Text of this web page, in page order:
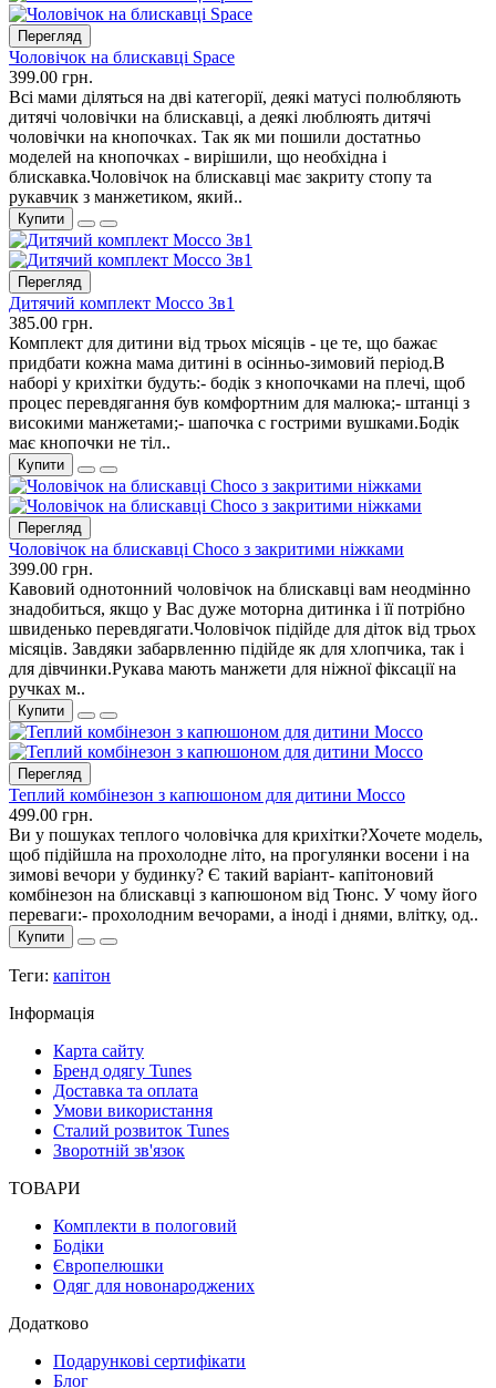
Перегляд
Чоловічок на блискавці Space
399.00 грн.
Всі мами діляться на дві категорії, деякі матусі полюбляють
дитячі чоловічки на блискавці, а деякі люблюять дитячі
чоловічки на кнопочках. Так як ми пошили достатньо
моделей на кнопочках - вирішили, що необхідна і
блискавка.Чоловічок на блискавці має закриту стопу та
рукавчик з манжетиком, який..
Купити
Перегляд
Дитячий комплект Mocco 3в1
385.00 грн.
Комплект для дитини від трьох місяців - це те, що бажає
придбати кожна мама дитині в осінньо-зимовий період.В
наборі у крихітки будуть:- бодік з кнопочками на плечі, щоб
процес перевдягання був комфортним для малюка;- штанці з
високими манжетами;- шапочка с гострими вушками.Бодік
має кнопочки не тіл..
Купити
Перегляд
Чоловічок на блискавці Choco з закритими ніжками
399.00 грн.
Кавовий однотонний чоловічок на блискавці вам неодмінно
знадобиться, якщо у Вас дуже моторна дитинка і її потрібно
швиденько перевдягати.Чоловічок підійде для діток від трьох
місяців. Завдяки забарвленню підійде як для хлопчика, так і
для дівчинки.Рукава мають манжети для ніжної фіксації на
ручках м..
Купити
Перегляд
Теплий комбінезон з капюшоном для дитини Mocco
499.00 грн.
Ви у пошуках теплого чоловічка для крихітки?Хочете модель,
щоб підійшла на прохолодне літо, на прогулянки восени і на
зимові вечори у будинку? Є такий варіант- капітоновий
комбінезон на блискавці з капюшоном від Тюнс. У чому його
переваги:- прохолодним вечорами, а іноді і днями, влітку, од..
Купити
Теги: капітон
Інформація
Карта сайту
Бренд одягу Tunes
Доставка та оплата
Умови використання
Сталий розвиток Tunes
Зворотній зв'язок
ТОВАРИ
Комплекти в пологовий
Бодіки
Європелюшки
Одяг для новонароджених
Додатково
Подарункові сертифікати
Блог